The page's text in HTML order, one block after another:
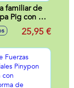
familiar de
Pig con 3
incluye 1
accesorios
cm
25,95 €